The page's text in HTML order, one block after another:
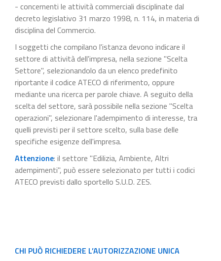
- concernenti le attività commerciali disciplinate dal
decreto legislativo 31 marzo 1998, n. 114, in materia di
disciplina del Commercio.
I soggetti che compilano l'istanza devono indicare il
settore di attività dell'impresa, nella sezione "Scelta
Settore", selezionandolo da un elenco predefinito
riportante il codice ATECO di riferimento, oppure
mediante una ricerca per parole chiave. A seguito della
scelta del settore, sarà possibile nella sezione "Scelta
operazioni", selezionare l'adempimento di interesse, tra
quelli previsti per il settore scelto, sulla base delle
specifiche esigenze dell'impresa.
Attenzione: il settore "Edilizia, Ambiente, Altri
adempimenti", può essere selezionato per tutti i codici
ATECO previsti dallo sportello S.U.D. ZES.
CHI PUÒ RICHIEDERE L’AUTORIZZAZIONE UNICA